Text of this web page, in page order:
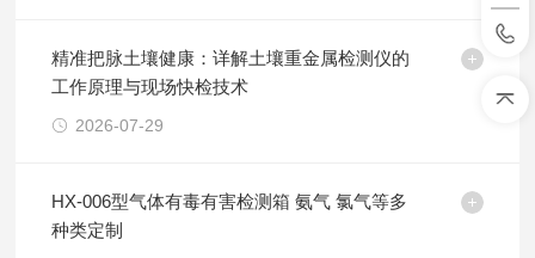
精准把脉土壤健康：详解土壤重金属检测仪的
工作原理与现场快检技术
2026-07-29
HX-006型气体有毒有害检测箱 氨气 氯气等多
种类定制